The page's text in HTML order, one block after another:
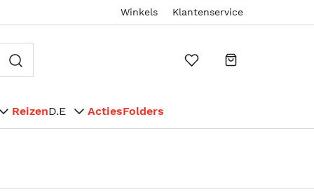
Winkels Klantenservice
ReizenD.E ActiesFolders